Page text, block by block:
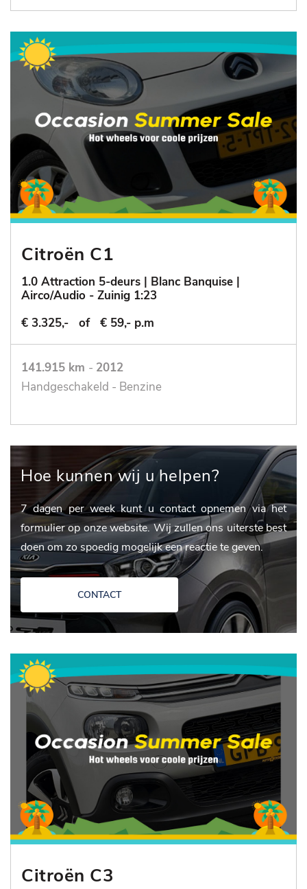
Citroën C1
1.0 Attraction 5-deurs | Blanc Banquise |
Airco/Audio - Zuinig 1:23
€ 3.325,-
of € 59,- p.m
141.915 km - 2012
Handgeschakeld - Benzine
Hoe kunnen wij u helpen?
7 dagen per week kunt u contact opnemen via het
formulier op onze website. Wij zullen ons uiterste best
doen om zo spoedig mogelijk een reactie te geven.
CONTACT
Citroën C3